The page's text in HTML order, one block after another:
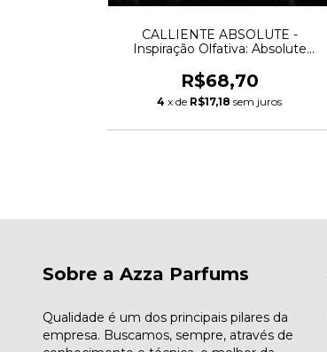
CALLIENTE ABSOLUTE -
Inspiração Olfativa: Absolute
R$68,70
4 x de R$17,18 sem juros
Sobre a Azza Parfums
Qualidade é um dos principais pilares da
empresa. Buscamos, sempre, através de